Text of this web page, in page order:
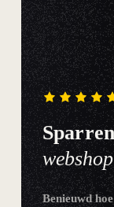
Benieuwd